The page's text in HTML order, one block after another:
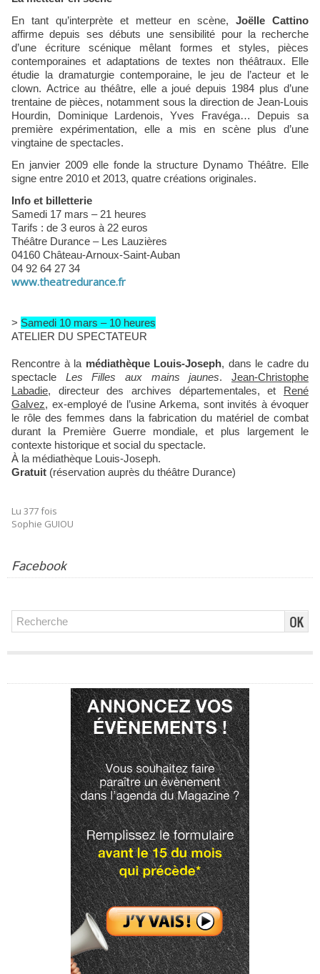
En tant qu’interprète et metteur en scène, Joëlle Cattino
affirme depuis ses débuts une sensibilité pour la recherche
d’une écriture scénique mêlant formes et styles, pièces
contemporaines et adaptations de textes non théâtraux. Elle
étudie la dramaturgie contemporaine, le jeu de l’acteur et le
clown. Actrice au théâtre, elle a joué depuis 1984 plus d’une
trentaine de pièces, notamment sous la direction de Jean-Louis
Hourdin, Dominique Lardenois, Yves Fravéga… Depuis sa
première expérimentation, elle a mis en scène plus d’une
vingtaine de spectacles.
En janvier 2009 elle fonde la structure Dynamo Théâtre. Elle
signe entre 2010 et 2013, quatre créations originales.
Info et billetterie
Samedi 17 mars – 21 heures
Tarifs : de 3 euros à 22 euros
Théâtre Durance – Les Lauzières
04160 Château-Arnoux-Saint-Auban
04 92 64 27 34
www.theatredurance.fr
> Samedi 10 mars – 10 heures
ATELIER DU SPECTATEUR
Rencontre à la médiathèque Louis-Joseph, dans le cadre du
spectacle Les Filles aux mains jaunes.Jean-Christophe
Labadie, directeur des archives départementales, et René
Galvez, ex-employé de l’usine Arkema, sont invités à évoquer
le rôle des femmes dans la fabrication du matériel de combat
durant la Première Guerre mondiale, et plus largement le
contexte historique et social du spectacle.
À la médiathèque Louis-Joseph.
Gratuit (réservation auprès du théâtre Durance)
Lu 377 fois
Sophie GUIOU
Facebook